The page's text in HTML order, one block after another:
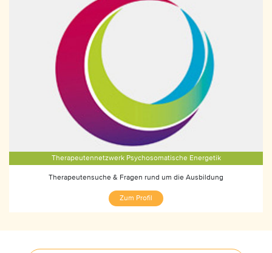
Therapeutennetzwerk Psychosomatische Energetik
Therapeutensuche & Fragen rund um die Ausbildung
Zum Profil